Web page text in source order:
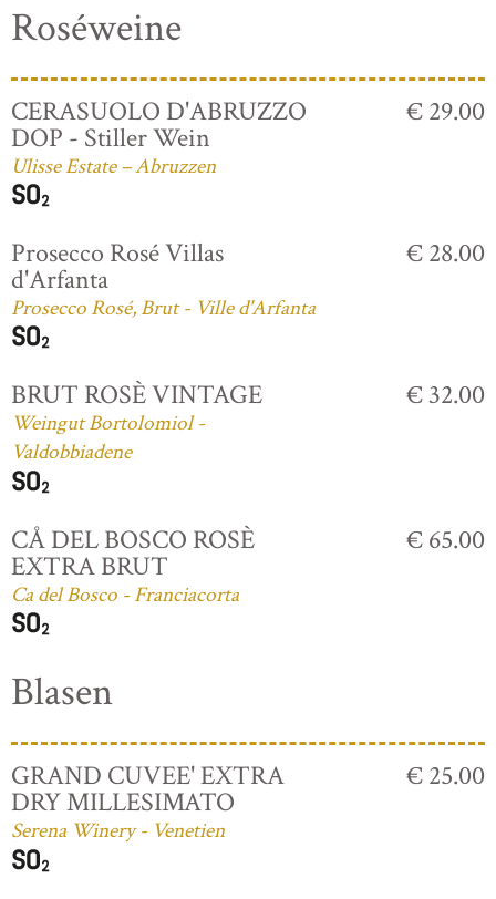
Roséweine
CERASUOLO D'ABRUZZO
DOP - Stiller Wein
Ulisse Estate – Abruzzen
€ 29.00
Prosecco Rosé Villas
d'Arfanta
Prosecco Rosé, Brut - Ville d'Arfanta
€ 28.00
BRUT ROSÈ VINTAGE
Weingut Bortolomiol -
Valdobbiadene
€ 32.00
CÅ DEL BOSCO ROSÈ
EXTRA BRUT
Ca del Bosco - Franciacorta
€ 65.00
Blasen
GRAND CUVEE' EXTRA
DRY MILLESIMATO
Serena Winery - Venetien
€ 25.00